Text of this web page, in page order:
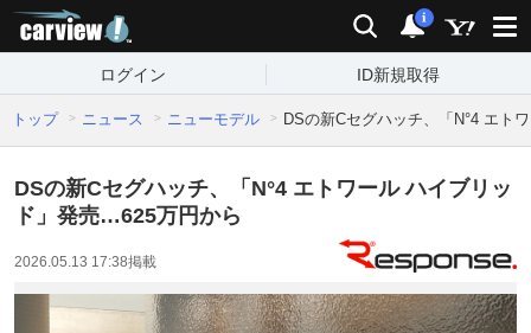
検索 通知
i
ログイン ID新規取得
トップ ニュース ニューモデル DSの新Cセグハッチ、「N°4 エト
DSの新Cセグハッチ、「N°4 エトワール ハイブリッ
ド」発売…625万円から
2026.05.13 17:38掲載